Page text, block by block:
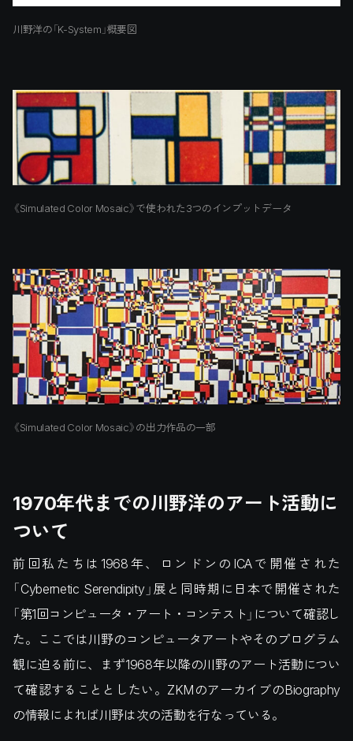
川野洋の「K-System」概要図
《Simulated Color Mosaic》で使われた3つのインプットデータ
《Simulated Color Mosaic》の出力作品の一部
1970年代までの川野洋のアート活動に
ついて
前回私たちは1968年、ロンドンのICAで開催された
「Cybernetic Serendipity」展と同時期に日本で開催された
「第1回コンピュータ・アート・コンテスト」について確認し
た。ここでは川野のコンピュータアートやそのプログラム
観に迫る前に、まず1968年以降の川野のアート活動につい
て確認することとしたい。ZKMのアーカイブのBiography
の情報によれば川野は次の活動を行なっている。